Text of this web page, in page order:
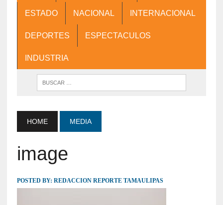
ESTADO NACIONAL INTERNACIONAL
DEPORTES ESPECTACULOS
INDUSTRIA
HOME MEDIA
image
POSTED BY: REDACCION REPORTE TAMAULIPAS